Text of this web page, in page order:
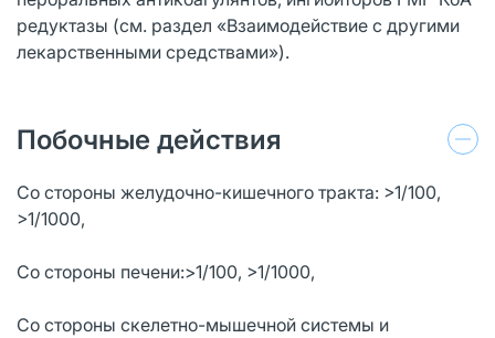
редуктазы (см. раздел «Взаимодействие с другими
лекарственными средствами»).
Побочные действия
Со стороны желудочно-кишечного тракта: >1/100,
>1/1000,
Со стороны печени:>1/100, >1/1000,
Со стороны скелетно-мышечной системы и